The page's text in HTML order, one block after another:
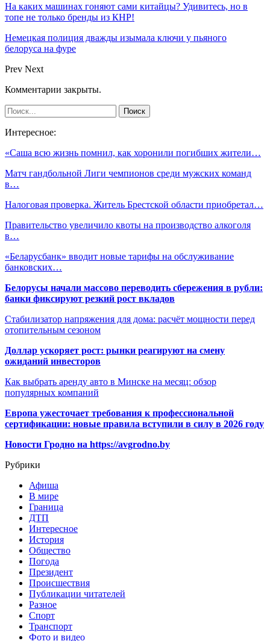
На каких машинах гоняют сами китайцы? Удивитесь, но в
топе не только бренды из КНР!
Немецкая полиция дважды изымала ключи у пьяного
белоруса на фуре
Prev Next
Комментарии закрыты.
Интересное:
«Саша всю жизнь помнил, как хоронили погибших жители…
Матч гандбольной Лиги чемпионов среди мужских команд
в…
Налоговая проверка. Житель Брестской области приобретал…
Правительство увеличило квоты на производство алкоголя
в…
«Беларусбанк» вводит новые тарифы на обслуживание
банковских…
Белорусы начали массово переводить сбережения в рубли:
банки фиксируют резкий рост вкладов
Стабилизатор напряжения для дома: расчёт мощности перед
отопительным сезоном
Доллар ускоряет рост: рынки реагируют на смену
ожиданий инвесторов
Как выбрать аренду авто в Минске на месяц: обзор
популярных компаний
Европа ужесточает требования к профессиональной
сертификации: новые правила вступили в силу в 2026 году
Новости Гродно на https://avgrodno.by
Рубрики
Афиша
В мире
Граница
ДТП
Интересное
История
Общество
Погода
Президент
Происшествия
Публикации читателей
Разное
Спорт
Транспорт
Фото и видео